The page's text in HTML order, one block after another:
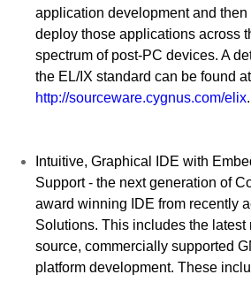
application development and
deploy those applications across
spectrum of post-PC devices. A
the EL/IX standard can be found at
http://sourceware.cygnus.com/elix.
Intuitive, Graphical IDE with
Support - the next generation of
award winning IDE from recently
Solutions. This includes the latest
source, commercially supported
platform development. These